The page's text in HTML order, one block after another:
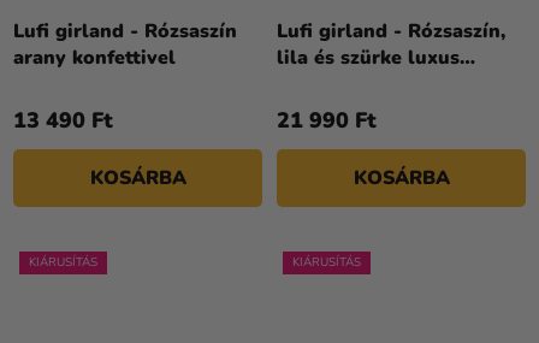
Lufi girland - Rózsaszín
arany konfettivel
13 490 Ft
KOSÁRBA
Lufi girland - Rózsaszín,
lila és szürke luxus
21 990 Ft
KOSÁRBA
KIÁRUSÍTÁS KIÁRUSÍTÁS